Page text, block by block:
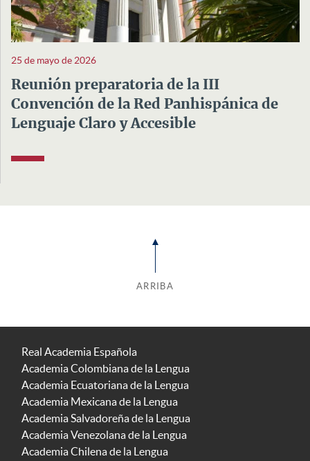
25 de mayo de 2026
Reunión preparatoria de la III
Convención de la Red Panhispánica de
Lenguaje Claro y Accesible
ARRIBA
Real Academia Española
Academia Colombiana de la Lengua
Academia Ecuatoriana de la Lengua
Academia Mexicana de la Lengua
Academia Salvadoreña de la Lengua
Academia Venezolana de la Lengua
Academia Chilena de la Lengua